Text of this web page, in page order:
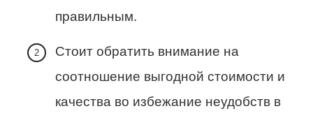
правильным.
Стоит обратить внимание на
соотношение выгодной стоимости и
качества во избежание неудобств в